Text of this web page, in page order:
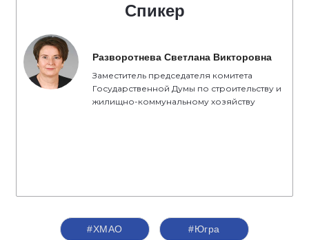
Спикер
Разворотнева Светлана Викторовна
Заместитель председателя комитета
Государственной Думы по строительству и
жилищно-коммунальному хозяйству
#ХМАО #Югра